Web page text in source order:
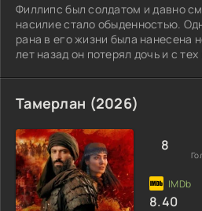
Филлипс был солдатом и давно
насилие стало обыденностью.
рана в его жизни была нанесена
лет назад он потерял дочь и с
Тамерлан (2026)
8
8.40